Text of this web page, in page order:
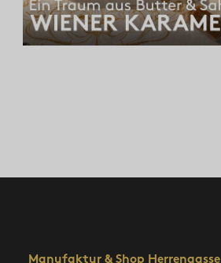
Manufaktur & Shop Herrengasse